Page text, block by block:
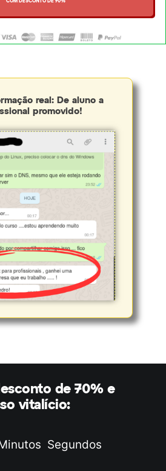
COM DESCONTO DE 70%
real: De aluno a
promovido!
de 70% e
vitalício:
Segundos